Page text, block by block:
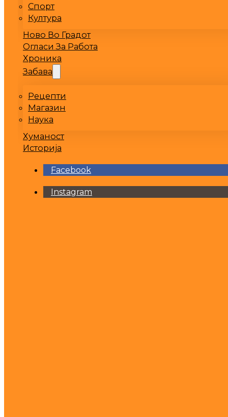
Спорт
Култура
Ново Во Градот
Огласи За Работа
Хроника
Забава
Рецепти
Магазин
Наука
Хуманост
Историја
Facebook
Instagram